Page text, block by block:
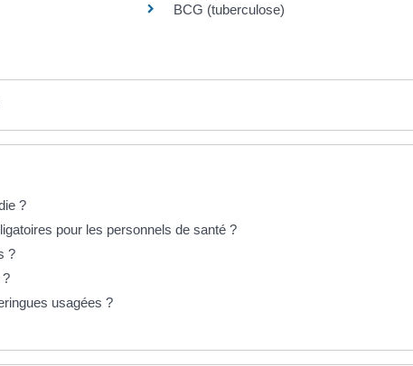
BCG (tuberculose)
?
pour les personnels de santé ?
?
?
usagées ?